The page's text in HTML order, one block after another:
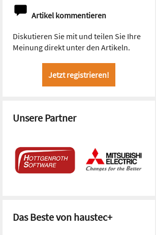
Artikel kommentieren
Diskutieren Sie mit und teilen Sie Ihre
Meinung direkt unter den Artikeln.
Jetzt registrieren!
Unsere Partner
Das Beste von haustec+